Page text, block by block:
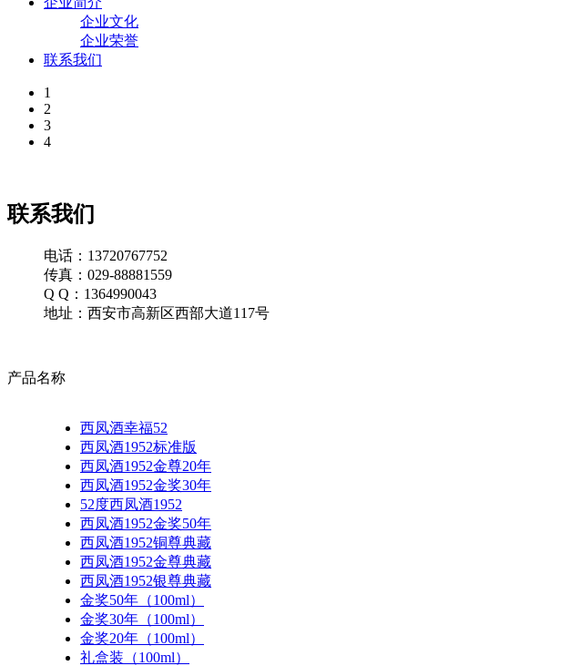
企业文化
企业荣誉
联系我们
1
2
3
4
联系我们
电话：13720767752
传真：029-88881559
Q Q：1364990043
地址：西安市高新区西部大道117号
产品名称
西凤酒幸福52
西凤酒1952标准版
西凤酒1952金尊20年
西凤酒1952金奖30年
52度西凤酒1952
西凤酒1952金奖50年
西凤酒1952铜尊典藏
西凤酒1952金尊典藏
西凤酒1952银尊典藏
金奖50年（100ml）
金奖30年（100ml）
金奖20年（100ml）
礼盒装（100ml）